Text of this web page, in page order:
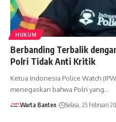
HUKUM
Berbanding Terbalik
Polri Tidak Anti Kritik
Ketua Indonesia Police Watch
menegaskan bahwa Polri yang…
Warta Banten Selasa, 25 Februari